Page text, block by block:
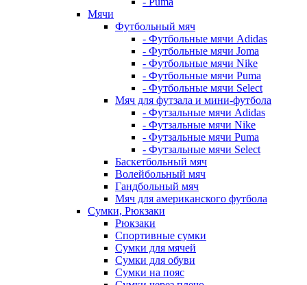
Мячи
Футбольный мяч
- Футбольные мячи Adidas
- Футбольные мячи Joma
- Футбольные мячи Nike
- Футбольные мячи Puma
- Футбольные мячи Select
Мяч для футзала и мини-футбола
- Футзальные мячи Adidas
- Футзальные мячи Nike
- Футзальные мячи Puma
- Футзальные мячи Select
Баскетбольный мяч
Волейбольный мяч
Гандбольный мяч
Мяч для американского футбола
Сумки, Рюкзаки
Рюкзаки
Спортивные сумки
Сумки для мячей
Сумки для обуви
Сумки на пояс